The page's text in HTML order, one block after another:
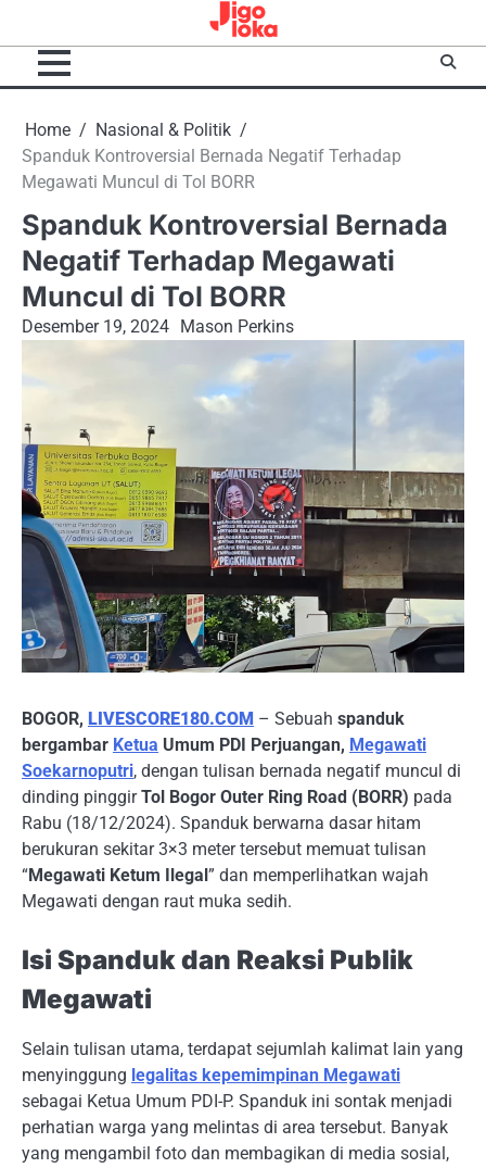
content
Home
Nasional & Politik
Spanduk Kontroversial Bernada Negatif Terhadap
Megawati Muncul di Tol BORR
Spanduk Kontroversial Bernada
Negatif Terhadap Megawati
Muncul di Tol BORR
Desember 19, 2024 Mason Perkins
BOGOR, LIVESCORE180.COM – Sebuah spanduk
bergambar Ketua Umum PDI Perjuangan, Megawati
Soekarnoputri, dengan tulisan bernada negatif muncul di
dinding pinggirTol Bogor Outer Ring Road (BORR) pada
Rabu (18/12/2024). Spanduk berwarna dasar hitam
berukuran sekitar 3×3 meter tersebut memuat tulisan
“Megawati Ketum Ilegal” dan memperlihatkan wajah
Megawati dengan raut muka sedih.
Isi Spanduk dan Reaksi Publik
Megawati
Selain tulisan utama, terdapat sejumlah kalimat lain yang
menyinggung legalitas kepemimpinan Megawati
sebagai Ketua Umum PDI-P. Spanduk ini sontak menjadi
perhatian warga yang melintas di area tersebut. Banyak
yang mengambil foto dan membagikan di media sosial,